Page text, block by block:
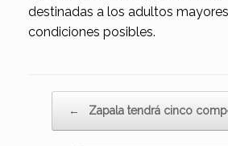
destinadas a los adultos
condiciones posibles.
← Zapala tendrá cinco